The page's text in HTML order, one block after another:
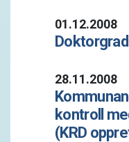
01.12.2008
28.11.2008
kontroll
(KRD